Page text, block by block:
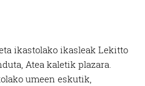
ikastolako ikasleak Lekitto
Atea kaletik plazara.
umeen eskutik,